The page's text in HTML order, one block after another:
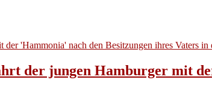
der jungen Hamburger mit